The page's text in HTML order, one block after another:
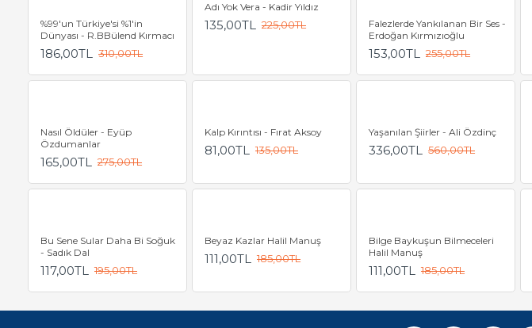
%99'un Türkiye'si %1'in
Dünyası - R.BBülend Kırmacı
186,00TL 310,00TL
Adı Yok Vera - Kadir Yıldız
135,00TL 225,00TL
Falezlerde Yankılanan Bir Ses -
Erdoğan Kırmızıoğlu
153,00TL 255,00TL
Nasıl Öldüler - Eyüp
Özdumanlar
165,00TL 275,00TL
Kalp Kırıntısı - Fırat Aksoy
81,00TL 135,00TL
Yaşanılan Şiirler - Ali Özdinç
336,00TL 560,00TL
Bu Sene Sular Daha Bi Soğuk
- Sadık Dal
117,00TL 195,00TL
Beyaz Kazlar Halil Manuş
111,00TL 185,00TL
Bilge Baykuşun Bilmeceleri
Halil Manuş
111,00TL 185,00TL